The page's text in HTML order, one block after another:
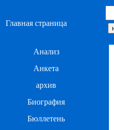
Главная страница
Анализ
Анкета
архив
Биография
Бюллетень